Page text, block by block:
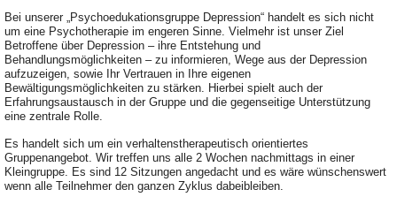
Bei unserer „Psychoedukationsgruppe Depression“ handelt es sich nicht
um eine Psychotherapie im engeren Sinne. Vielmehr ist unser Ziel
Betroffene über Depression – ihre Entstehung und
Behandlungsmöglichkeiten – zu informieren, Wege aus der Depression
aufzuzeigen, sowie Ihr Vertrauen in Ihre eigenen
Bewältigungsmöglichkeiten zu stärken. Hierbei spielt auch der
Erfahrungsaustausch in der Gruppe und die gegenseitige Unterstützung
eine zentrale Rolle.
Es handelt sich um ein verhaltenstherapeutisch orientiertes
Gruppenangebot. Wir treffen uns alle 2 Wochen nachmittags in einer
Kleingruppe. Es sind 12 Sitzungen angedacht und es wäre wünschenswert
wenn alle Teilnehmer den ganzen Zyklus dabeibleiben.